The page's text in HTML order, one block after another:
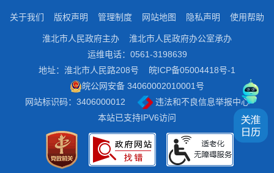
关于我们 版权声明 管理制度 网站地图 隐私声明 使用帮助
淮北市人民政府主办
淮北市人民政府办公室承办
运维电话：0561-3198639
地址：淮北市人民路208号
皖ICP备05004418号-1
皖公网安备 34060002010001号
网站标识码：3406000012
违法和不良信息举报中心
本站已支持IPV6访问